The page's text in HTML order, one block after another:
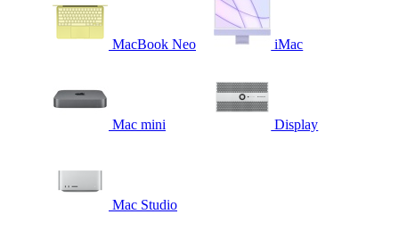
MacBook Neo iMac
Mac mini Display
Mac Studio